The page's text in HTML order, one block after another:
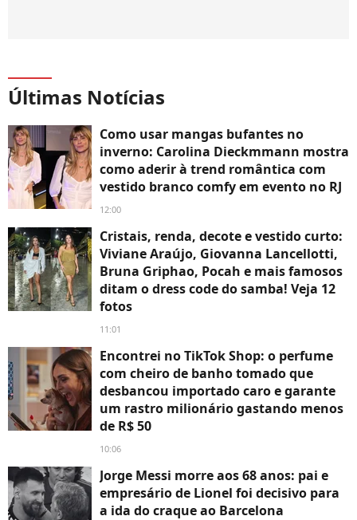
Últimas Notícias
Como usar mangas bufantes no
inverno: Carolina Dieckmmann mostra
como aderir à trend romântica com
vestido branco comfy em evento no RJ
12:00
Cristais, renda, decote e vestido curto:
Viviane Araújo, Giovanna Lancellotti,
Bruna Griphao, Pocah e mais famosos
ditam o dress code do samba! Veja 12
fotos
11:01
Encontrei no TikTok Shop: o perfume
com cheiro de banho tomado que
desbancou importado caro e garante
um rastro milionário gastando menos
de R$ 50
10:06
Jorge Messi morre aos 68 anos: pai e
empresário de Lionel foi decisivo para
a ida do craque ao Barcelona